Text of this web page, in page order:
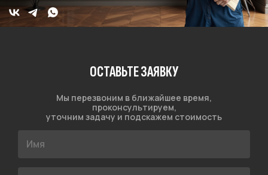
ОСТАВЬТЕ ЗАЯВКУ
Мы перезвоним в ближайшее время,
проконсультируем,
уточним задачу и подскажем стоимость